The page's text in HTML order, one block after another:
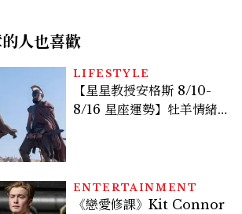
人也喜歡
LIFESTYLE
【星星教授安格斯 8/10-
8/16 星座運勢】牡羊情緒
ENTERTAINMENT
《戀愛修課》Kit Connor